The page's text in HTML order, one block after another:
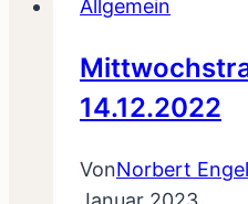
Allgemein
14.12.2022
VonNorbert Engel